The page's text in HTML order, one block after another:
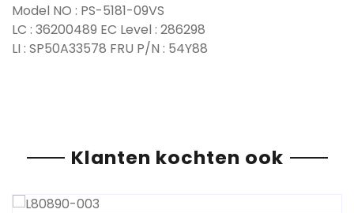
Model NO : PS-5181-09VS
LC : 36200489 EC Level : 286298
LI : SP50A33578 FRU P/N : 54Y88
Klanten kochten ook